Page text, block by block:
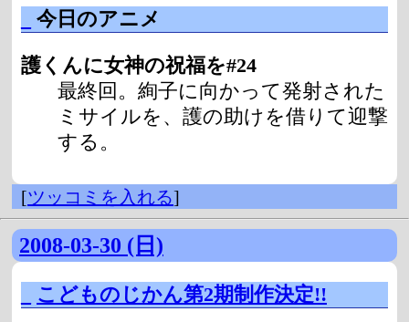
今日のアニメ
護くんに女神の祝福を#24
最終回。絢子に向かって発射された
ミサイルを、護の助けを借りて迎撃
する。
[ツッコミを入れる]
2008-03-30 (日)
こどものじかん第2期制作決定!!